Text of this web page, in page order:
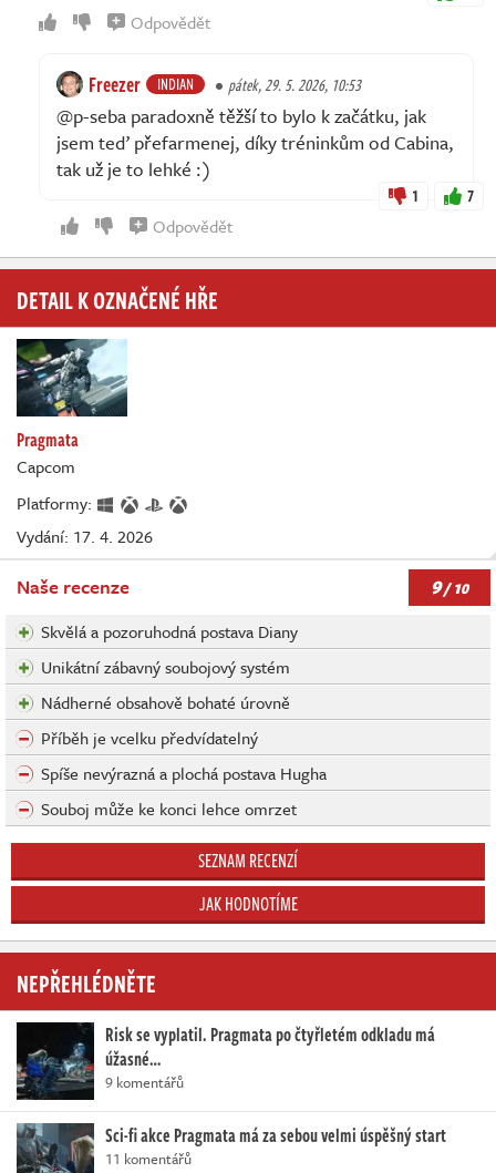
Odpovědět
Freezer INDIAN pátek, 29. 5. 2026, 10:53
@p-seba paradoxně těžší to bylo k začátku, jak
jsem teď přefarmenej, díky tréninkům od Cabina,
tak už je to lehké :)
1 7
Odpovědět
DETAIL K OZNAČENÉ HŘE
Pragmata
Capcom
Platformy:
Vydání: 17. 4. 2026
Naše recenze 9/ 10
Skvělá a pozoruhodná postava Diany
Unikátní zábavný soubojový systém
Nádherné obsahově bohaté úrovně
Příběh je vcelku předvídatelný
Spíše nevýrazná a plochá postava Hugha
Souboj může ke konci lehce omrzet
SEZNAM RECENZÍ
JAK HODNOTÍME
NEPŘEHLÉDNĚTE
Risk se vyplatil. Pragmata po čtyřletém odkladu má
úžasné…
9 komentářů
Sci-fi akce Pragmata má za sebou velmi úspěšný start
11 komentářů